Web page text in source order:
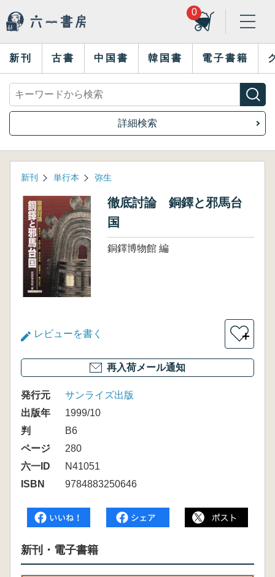
0
新刊 古書 中国書 韓国書 電子書籍
詳細検索
新刊 単行本 弥生
徹底討論 銅鐸と邪馬台
国
銅鐸博物館 編
レビューを書く ＋
再入荷メール通知
発行元
サンライズ出版
出版年
1999/10
判
B6
ページ
280
六一ID
N41051
ISBN
9784883250646
新刊・電子書籍